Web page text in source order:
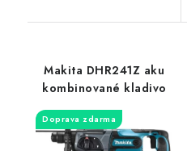
Makita DHR241Z aku
kombinované kladivo
Doprava zdarma